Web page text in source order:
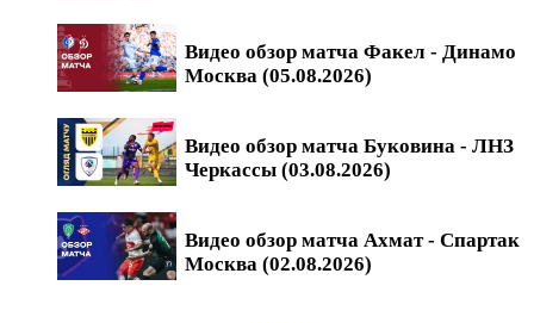
Видео обзор матча Факел - Динамо
Москва (05.08.2026)
Видео обзор матча Буковина - ЛНЗ
Черкассы (03.08.2026)
Видео обзор матча Ахмат - Спартак
Москва (02.08.2026)